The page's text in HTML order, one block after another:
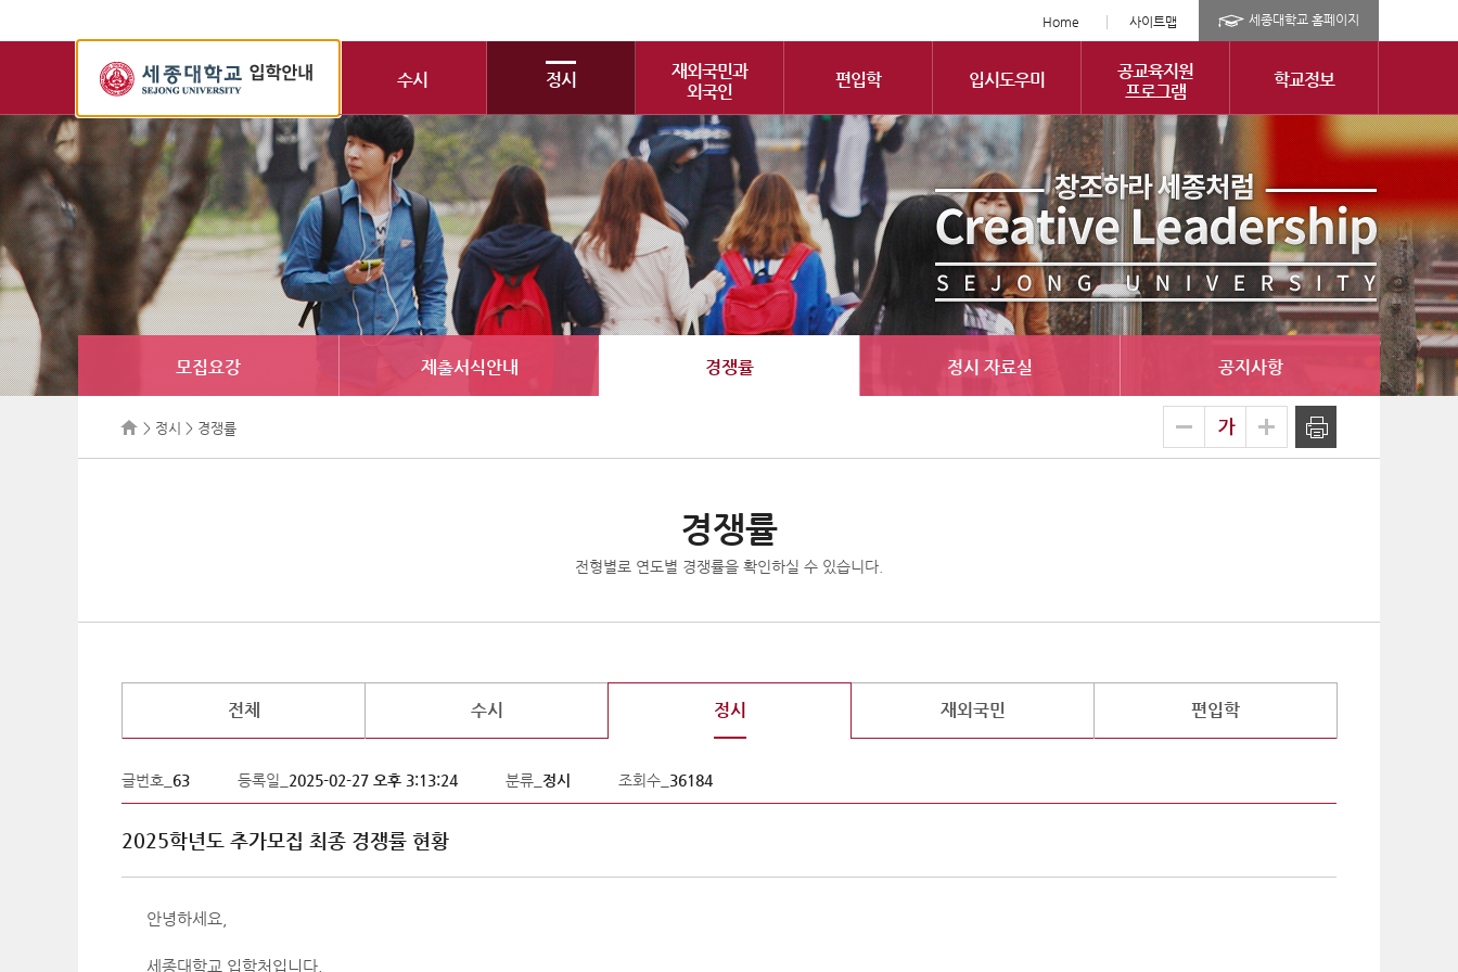
Home 사이트맵 세종대학교 홈페이지
학
교
입
학
정
보
수시 정시
재외국민과
외국인
편입학 입시도우미
공교육지원
프로그램
학교정보
모집요강 제출서식안내 경쟁률 정시 자료실 공지사항
> 정시 > 경쟁률 축소 확대 출력
경쟁률
전형별로 연도별 경쟁률을 확인하실 수 있습니다.
전체 수시 정시 재외국민 편입학
글번호_ 63 등록일_ 2025-02-27 오후 3:13:24 분류_ 정시 조회수_ 36184
2025학년도 추가모집 최종 경쟁률 현황
안녕하세요,
세종대학교 입학처입니다.